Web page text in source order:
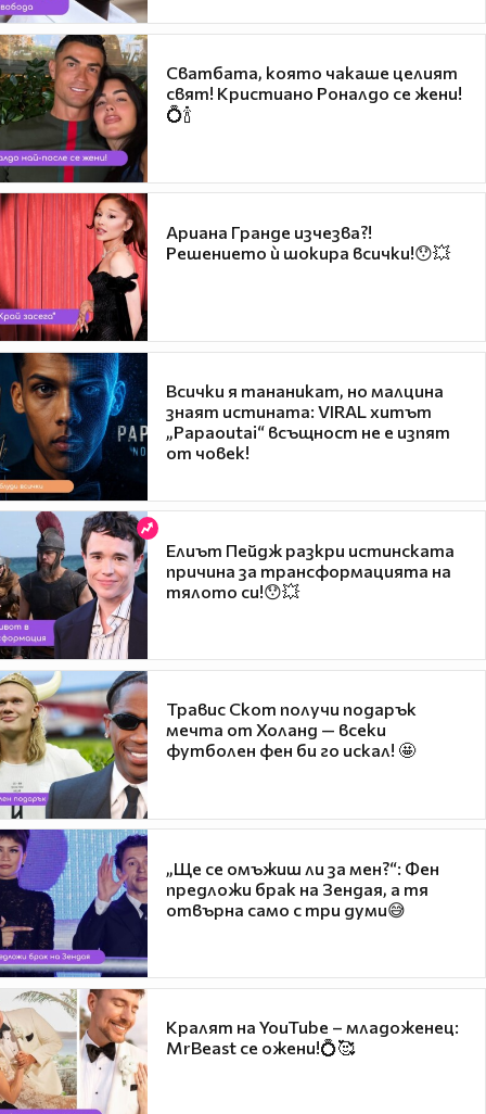
Сватбата, която чакаше целият
свят! Кристиано Роналдо се жени!
💍🍾
Ариана Гранде изчезва?!
Решението ѝ шокира всички!😯💥
Всички я тананикат, но малцина
знаят истината: VIRAL хитът
„Papaoutai“ всъщност не е изпят
от човек!
Елиът Пейдж разкри истинската
причина за трансформацията на
тялото си!😯💥
Травис Скот получи подарък
мечта от Холанд — всеки
футболен фен би го искал! 🤩
„Ще се омъжиш ли за мен?“: Фен
предложи брак на Зендая, а тя
отвърна само с три думи😅
Кралят на YouTube – младоженец:
MrBeast се ожени!💍🥰